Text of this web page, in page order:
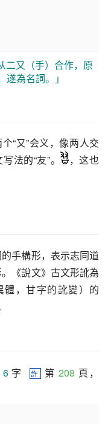
二又（手）合作，原
為名詞。」
“又”会义，像两人交
法的“友”。 ，这也
手構形，表示志同道
《說文》古文形訛為
，甘字的訛變）的
6 字 許 第 208 頁，